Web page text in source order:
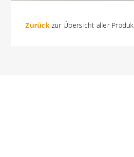
Zurückzur Übersicht aller